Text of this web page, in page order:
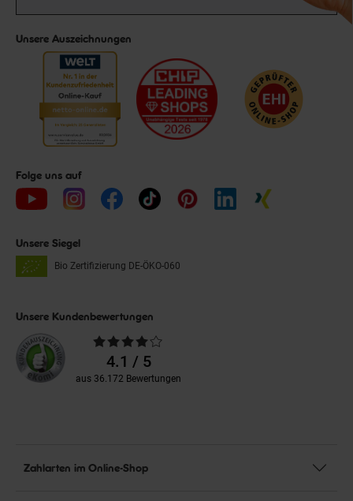
Unsere Auszeichnungen
Folge uns auf
Unsere Siegel
Bio Zertifizierung DE-ÖKO-060
Unsere Kundenbewertungen
Durchschnittliche
Bewertungen4.1 / 5
aus 36.172 Bewertungen
Zahlarten im Online-Shop